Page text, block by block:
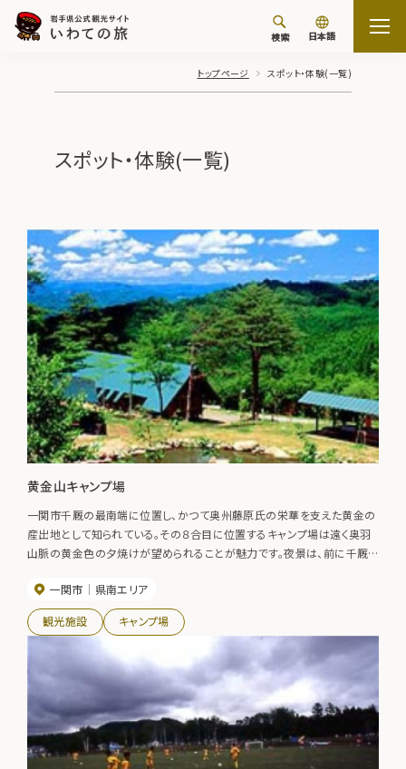
検索 日本語
トップページ スポット・体験(一覧)
スポット・体験(一覧)
黄金山キャンプ場
一関市千厩の最南端に位置し、かつて奥州藤原氏の栄華を支えた黄金の
産出地として知られている。その８合目に位置するキャンプ場は遠く奥羽
山脈の黄金色の夕焼けが望められることが魅力です。夜景は、前に千厩
えません。【利用期間】５月１日（ゴールデンウィークの頃）～１０月３１日
一関市 県南エリア
観光施設 キャンプ場